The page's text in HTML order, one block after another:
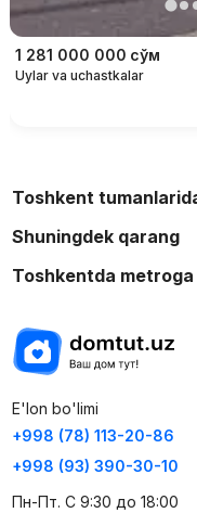
1 281 000 000 сўм
Uylar va uchastkalar
Toshkent
Shuningdek qarang
Toshkentda
E'lon bo'limi
+998 (78) 113-20-86
+998 (93) 390-30-10
Пн-Пт. С 9:30 до 18:00